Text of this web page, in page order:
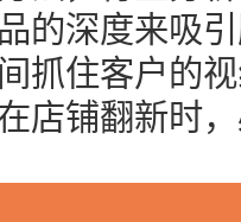
的深度来吸
抓住客户的
店铺翻新时